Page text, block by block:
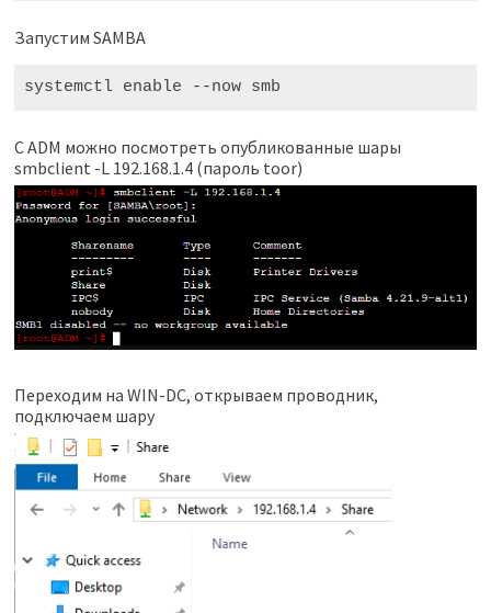
Запустим SAMBA
systemctl enable --now smb
С ADM можно посмотреть опубликованные шары
smbclient -L 192.168.1.4 (пароль toor)
Переходим на WIN-DC, открываем проводник,
подключаем шару